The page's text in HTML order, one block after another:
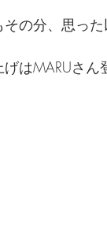
その分、思っ
げはMARUさん